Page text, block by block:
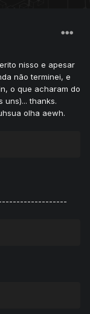
nisso e apesar
não terminei, e
o que acharam do
uns)... thanks.
olha aewh.